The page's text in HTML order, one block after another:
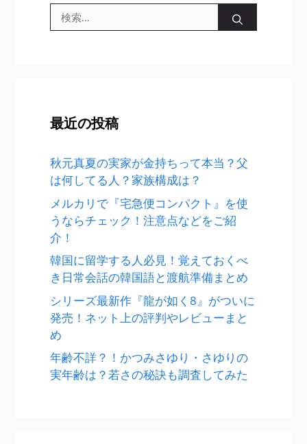
検
索:
最近の投稿
秋元真夏の実家が金持ちって本当？父
は何してる人？家族構成は？
メルカリで『宅急便コンパクト』を使
うならチェック！注意点などをご紹
介！
韓国に留学する人必見！覚えておくべ
き日常会話の韓国語と渡航準備まとめ
シリーズ最新作『龍が如く8』がついに
発売！ネット上の評判やレビューまと
め
年齢不詳？！かつみさゆり・さゆりの
実年齢は？若さの秘訣も調査してみた